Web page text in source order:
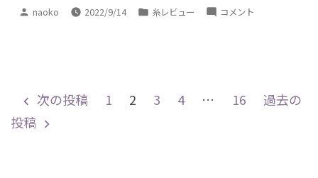
Provençale”
投
naoko 2022/9/14
カ
糸レビュー
la
コメント
投
稿
の
次の投稿 1 2 3 4 … 16
過去の
投稿